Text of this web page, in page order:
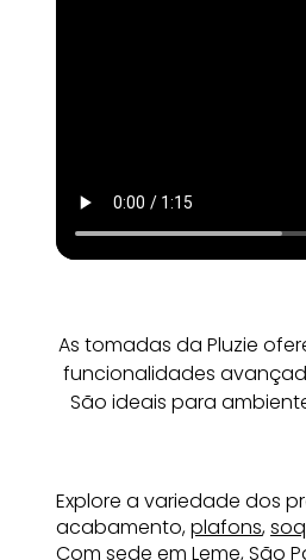
As tomadas da Pluzie
funcionalidades
São ideais para
Explore a variedade dos
acabamento,plafons,
Com sede em Leme, São